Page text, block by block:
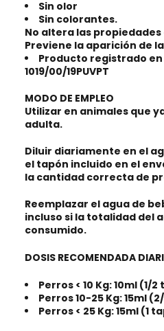
Sin olor
Sin colorantes.
No altera las
Previene la aparición de
Producto registrado
1019/00/19PUVPT
MODO DE EMPLEO
Utilizar en animales que
adulta.
Diluir diariamente en el
el tapón incluido en el
la cantidad correcta de
Reemplazar el agua de
incluso si la totalidad del
consumido.
DOSIS RECOMENDADA
Perros < 10 Kg: 10ml (1/
Perros 10-25 Kg: 15ml
Perros < 25 Kg: 15ml (1